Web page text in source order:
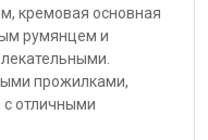
кремовая основная
румянцем и
прожилками,
с отличными